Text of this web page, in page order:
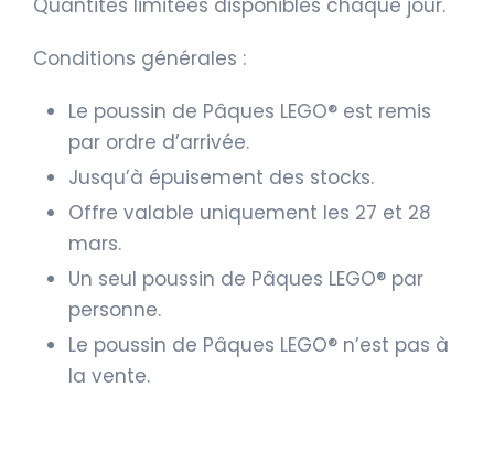
Quantités limitées disponibles chaque jour.
Conditions générales :
Le poussin de Pâques LEGO® est remis
par ordre d’arrivée.
Jusqu’à épuisement des stocks.
Offre valable uniquement les 27 et 28
mars.
Un seul poussin de Pâques LEGO® par
personne.
Le poussin de Pâques LEGO® n’est pas à
la vente.